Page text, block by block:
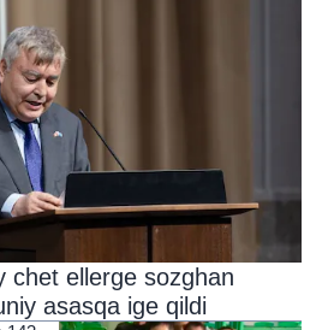
chet ellerge sozghan
asasqa ige qildi